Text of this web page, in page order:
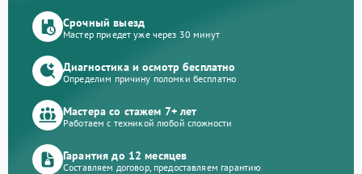
Срочный выезд
Мастер приедет уже через 30 минут
Диагностика и осмотр бесплатно
Определим причину поломки бесплатно
Мастера со стажем 7+ лет
Работаем с техникой любой сложности
Гарантия до 12 месяцев
Составляем договор, предоставляем гарантию